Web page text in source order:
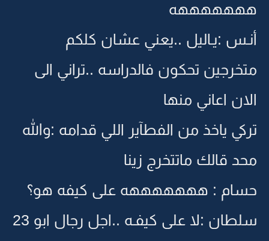
هههههههه
أنـس :يـاليل ..يعني عشان كلكم
متخرجين تحكون فالدراسه ..تراني الى
الان اعاني منها
تركي ياخذ من الفطآير اللي قدامه :والله
محد قالك ماتتخرج زينا
حسام : هههههههه على كيفه هو؟
سلطان :لا على كيفـه ..اجل رجال ابو 23